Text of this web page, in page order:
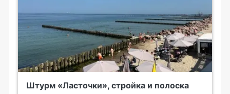
Штурм «Ласточки», стройка и полоска